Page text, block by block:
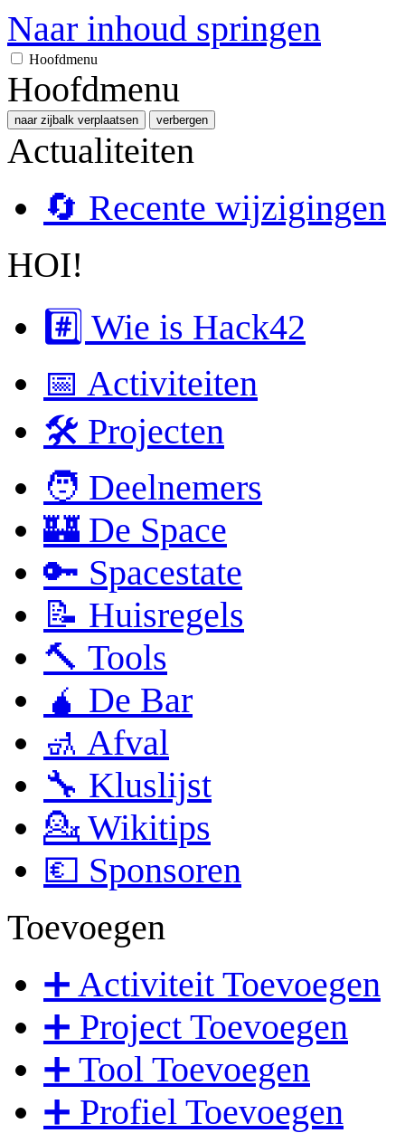
Naar inhoud springen
Hoofdmenu
Hoofdmenu
naar zijbalk verplaatsen verbergen
Actualiteiten
🔄 Recente wijzigingen
HOI!
#️⃣ Wie is Hack42
📅 Activiteiten
🛠 Projecten
🧑 Deelnemers
🏰 De Space
🔑 Spacestate
📝 Huisregels
🔨 Tools
🧉 De Bar
🚮 Afval
🔧 Kluslijst
💁 Wikitips
💶 Sponsoren
Toevoegen
➕ Activiteit Toevoegen
➕ Project Toevoegen
➕ Tool Toevoegen
➕ Profiel Toevoegen